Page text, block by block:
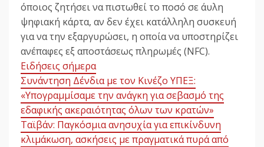
όποιος ζητήσει να πιστωθεί το ποσό σε άυλη
ψηφιακή κάρτα, αν δεν έχει κατάλληλη συσκευή
για να την εξαργυρώσει, η οποία να υποστηρίζει
ανέπαφες εξ αποστάσεως πληρωμές (NFC).
Ειδήσεις σήμερα
Συνάντηση Δένδια με τον Κινέζο ΥΠΕΞ:
«Υπογραμμίσαμε την ανάγκη για σεβασμό της
εδαφικής ακεραιότητας όλων των κρατών»
Ταϊβάν: Παγκόσμια ανησυχία για επικίνδυνη
κλιμάκωση, ασκήσεις με πραγματικά πυρά από